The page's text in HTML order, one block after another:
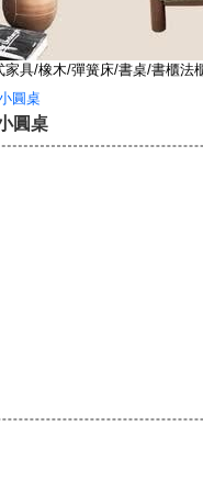
家具/橡木/彈簧床/書桌/書櫃法
圓桌
圓桌